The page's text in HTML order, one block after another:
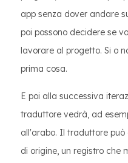
app senza dover andare
poi possono decidere se
lavorare al progetto. Si o
prima cosa.
E poi alla successiva
traduttore vedrà, ad
all'arabo. Il traduttore
di origine, un registro che